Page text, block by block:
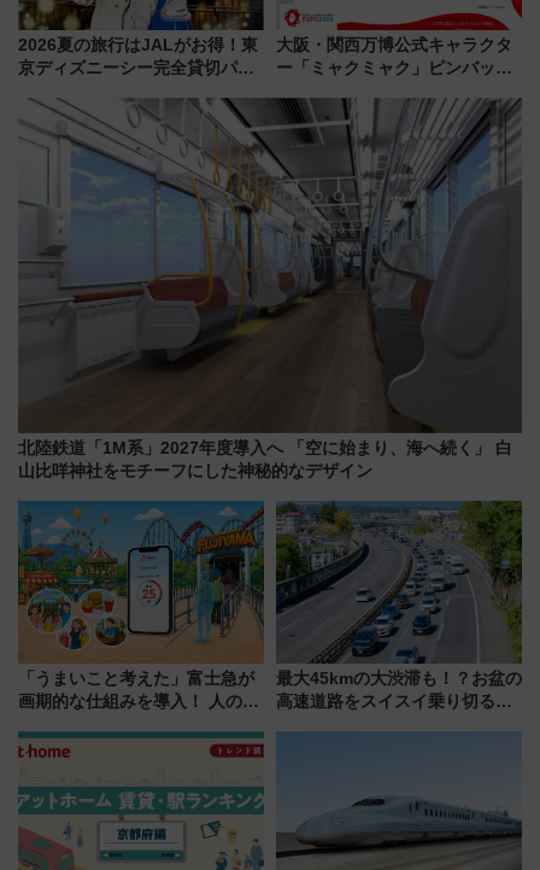
2026夏の旅行はJALがお得！東
京ディズニーシー完全貸切パー
ーン始まる 条件は「夏の国内
線に2回搭乗」
大阪・関西万博公式キャラクタ
ー「ミャクミャク」ピンバッジ
中旬発売
北陸鉄道「1M系」2027年度導入へ 「空に始まり、海へ続く」 白
山比咩神社をモチーフにした神秘的なデザイン
「うまいこと考えた」富士急が
画期的な仕組みを導入！ 人のか
ん」始動
最大45kmの大渋滞も！？お盆の
高速道路をスイスイ乗り切る快